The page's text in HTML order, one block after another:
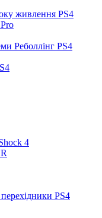
живлення PS4
Реболлінг PS4
4
PS4